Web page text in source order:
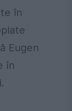
în
Eugen
în